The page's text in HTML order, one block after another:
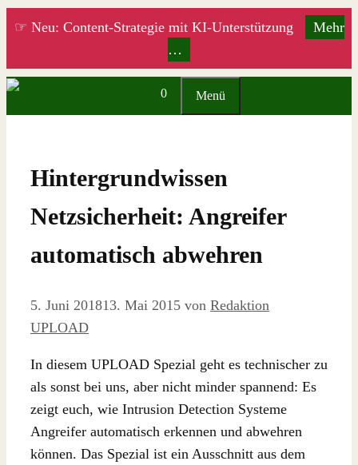
Zum
☞ Neu: Content-Strategie mit KI-Unterstützung
Mehr
…
0 Menü
Hintergrundwissen
Netzsicherheit: Angreifer
automatisch abwehren
5. Juni 201813. Mai 2015 von Redaktion
UPLOAD
In diesem UPLOAD Spezial geht es technischer zu
als sonst bei uns, aber nicht minder spannend: Es
zeigt euch, wie Intrusion Detection Systeme
Angreifer automatisch erkennen und abwehren
können. Das Spezial ist ein Ausschnitt aus dem